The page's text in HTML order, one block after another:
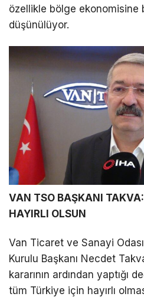
özellikle bölge ekonomisine
düşünülüyor.
VAN TSO BAŞKANI
HAYIRLI OLSUN
Van Ticaret ve Sanayi
Kurulu Başkanı Necdet
kararının ardından yaptığı
tüm Türkiye için hayırlı